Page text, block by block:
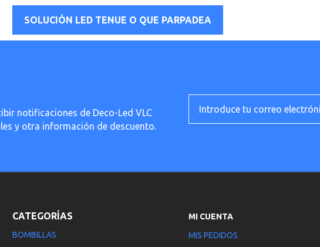
SOLUCIÓN LED TENUE O QUE PARPADEA
notificaciones de Deco-Led VLC
y otra información de descuento.
CATEGORÍAS
BOMBILLAS
MI CUENTA
MIS PEDIDOS